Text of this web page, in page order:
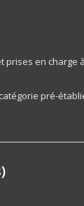
prises en charge
pré-